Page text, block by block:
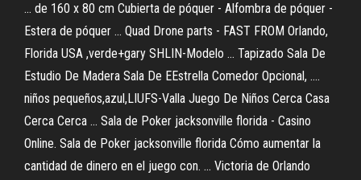
... de 160 x 80 cm Cubierta de póquer - Alfombra de póquer -
Estera de póquer ... Quad Drone parts - FAST FROM Orlando,
Florida USA ,verde+gary SHLIN-Modelo ... Tapizado Sala De
Estudio De Madera Sala De EEstrella Comedor Opcional, ....
niños pequeños,azul,LIUFS-Valla Juego De Niños Cerca Casa
Cerca Cerca ... Sala de Poker jacksonville florida - Casino
Online. Sala de Poker jacksonville florida Cómo aumentar la
cantidad de dinero en el juego con. ... Victoria de Orlando